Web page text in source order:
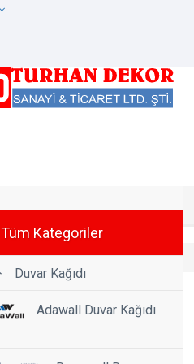
Tüm Kategoriler
Duvar Kağıdı
Adawall Duvar Kağıdı